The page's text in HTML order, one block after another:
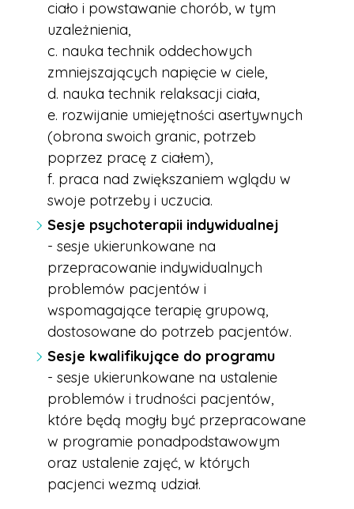
ciało i powstawanie chorób, w tym
uzależnienia,
c. nauka technik oddechowych
zmniejszających napięcie w ciele,
d. nauka technik relaksacji ciała,
e. rozwijanie umiejętności asertywnych
(obrona swoich granic, potrzeb
poprzez pracę z ciałem),
f. praca nad zwiększaniem wglądu w
swoje potrzeby i uczucia.
Sesje psychoterapii indywidualnej
- sesje ukierunkowane na
przepracowanie indywidualnych
problemów pacjentów i
wspomagające terapię grupową,
dostosowane do potrzeb pacjentów.
Sesje kwalifikujące do programu
- sesje ukierunkowane na ustalenie
problemów i trudności pacjentów,
które będą mogły być przepracowane
w programie ponadpodstawowym
oraz ustalenie zajęć, w których
pacjenci wezmą udział.